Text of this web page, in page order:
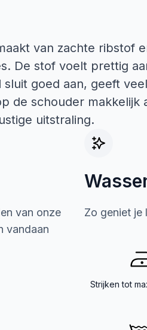
van zachte ribstof
De stof voelt prettig
goed aan, geeft veel
de schouder makkelijk
uitstraling.
van onze
vandaan
Zo geniet je
Strijken tot